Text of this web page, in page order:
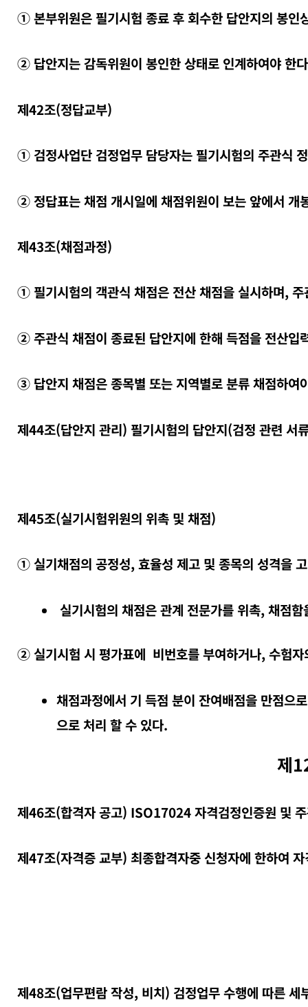
① 본부위원은 필기시험 종료 후 회수한 답안지의 봉인
② 답안지는 감독위원이 봉인한 상태로 인계하여야 한
제42조(정답교부)
① 검정사업단 검정업무 담당자는 필기시험의 주관식
② 정답표는 채점 개시일에 채점위원이 보는 앞에서 개
제43조(채점과정)
① 필기시험의 객관식 채점은 전산 채점을 실시하며,
② 주관식 채점이 종료된 답안지에 한해 득점을 전산입
③ 답안지 채점은 종목별 또는 지역별로 분류 채점하여
제44조(답안지 관리) 필기시험의 답안지(검정 관련 서
제45조(실기시험위원의 위촉 및 채점)
① 실기채점의 공정성, 효율성 제고 및 종목의 성격을
실기시험의 채점은 관계 전문가를 위촉, 채점
② 실기시험 시 평가표에 비번호를 부여하거나, 수험
채점과정에서 기 득점 분이 잔여배점을 만점으
으로 처리 할 수 있다.
제
제46조(합격자 공고) ISO17024 자격검정인증원 및
제47조(자격증 교부) 최종합격자중 신청자에 한하여
제48조(업무편람 작성, 비치) 검정업무 수행에 따른